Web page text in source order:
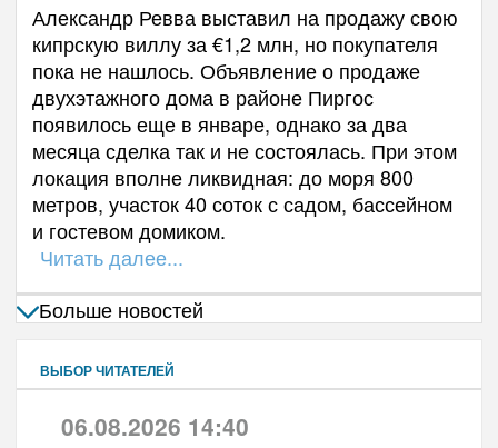
Александр Ревва выставил на продажу свою
кипрскую виллу за €1,2 млн, но покупателя
пока не нашлось. Объявление о продаже
двухэтажного дома в районе Пиргос
появилось еще в январе, однако за два
месяца сделка так и не состоялась. При этом
локация вполне ликвидная: до моря 800
метров, участок 40 соток с садом, бассейном
и гостевом домиком.
Читать далее...
Больше новостей
ВЫБОР ЧИТАТЕЛЕЙ
06.08.2026 14:40